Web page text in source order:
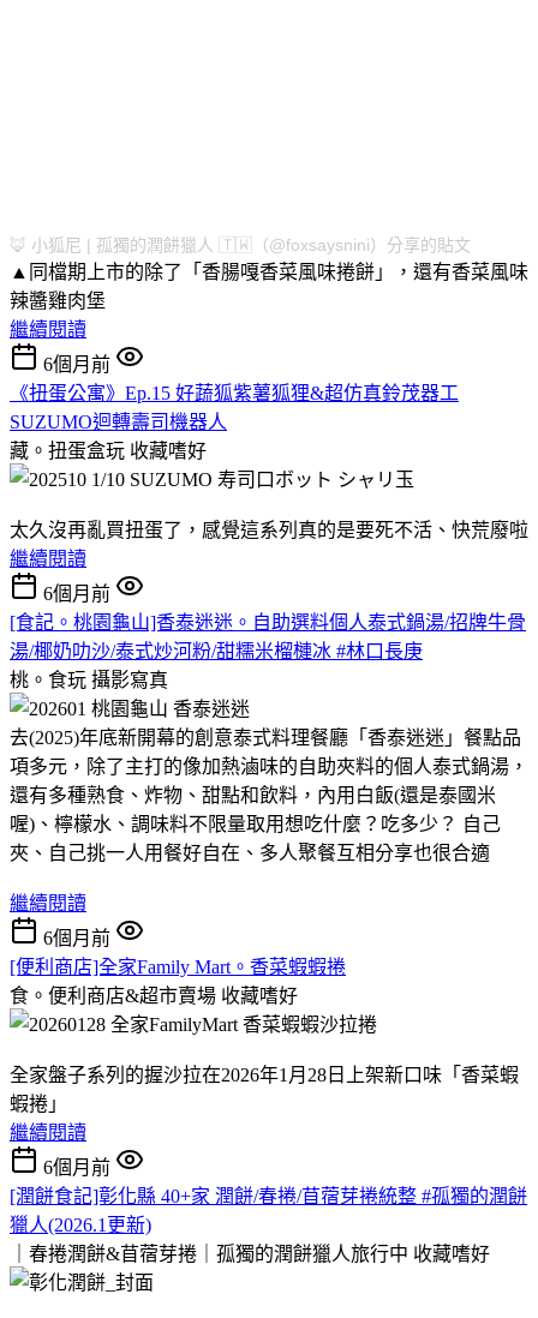
🦊 小狐尼 | 孤獨的潤餅獵人 🇹🇼（@foxsaysnini）分享的貼文
▲同檔期上市的除了「香腸嘎香菜風味捲餅」，還有香菜風味
辣醬雞肉堡
繼續閱讀
6個月前
《扭蛋公寓》Ep.15 好蔬狐紫薯狐狸&超仿真鈴茂器工
SUZUMO迴轉壽司機器人
藏。扭蛋盒玩 收藏嗜好
太久沒再亂買扭蛋了，感覺這系列真的是要死不活、快荒廢啦
繼續閱讀
6個月前
[食記。桃園龜山]香泰迷迷。自助選料個人泰式鍋湯/招牌牛骨
湯/椰奶叻沙/泰式炒河粉/甜糯米榴槤冰 #林口長庚
桃。食玩 攝影寫真
去(2025)年底新開幕的創意泰式料理餐廳「香泰迷迷」餐點品
項多元，除了主打的像加熱滷味的自助夾料的個人泰式鍋湯，
還有多種熟食、炸物、甜點和飲料，內用白飯(還是泰國米
喔)、檸檬水、調味料不限量取用想吃什麼？吃多少？ 自己
夾、自己挑一人用餐好自在、多人聚餐互相分享也很合適
繼續閱讀
6個月前
[便利商店]全家Family Mart。香菜蝦蝦捲
食。便利商店&超市賣場 收藏嗜好
全家盤子系列的握沙拉在2026年1月28日上架新口味「香菜蝦
蝦捲」
繼續閱讀
6個月前
[潤餅食記]彰化縣 40+家 潤餅/春捲/苜蓿芽捲統整 #孤獨的潤餅
獵人(2026.1更新)
｜春捲潤餅&苜蓿芽捲｜孤獨的潤餅獵人旅行中 收藏嗜好